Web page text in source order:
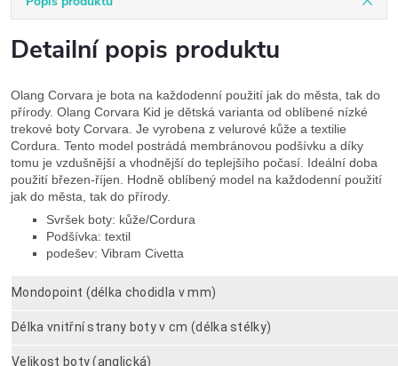
Detailní popis produktu
Olang Corvara je bota na každodenní použití jak do města, tak do
přírody. Olang Corvara Kid je dětská varianta od oblíbené nízké
trekové boty Corvara. Je vyrobena z velurové kůže a textilie
Cordura. Tento model postrádá membránovou podšívku a díky
tomu je vzdušnější a vhodnější do teplejšího počasí. Ideální doba
použití březen-říjen. Hodně oblíbený model na každodenní použití
jak do města, tak do přírody.
Svršek boty: kůže/Cordura
Podšívka: textil
podešev: Vibram Civetta
Mondopoint (délka chodidla v mm)
Délka vnitřní strany boty v cm (délka stélky)
Velikost boty (anglická)